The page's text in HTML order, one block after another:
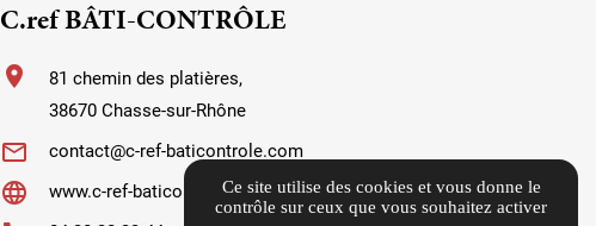
C.ref BÂTI-CONTRÔLE
location_on
81 chemin des platières,
38670 Chasse-sur-Rhône
mail_outline contact@c-ref-baticontrole.com
language www.c-ref-baticontrole.comCe site utilise des cookies et vous donne le
contrôle sur ceux que vous souhaitez activer